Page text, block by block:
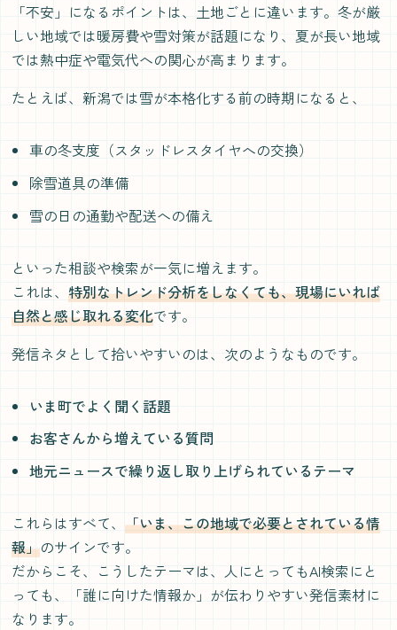
「不安」になるポイントは、土地ごとに違います。冬が厳
しい地域では暖房費や雪対策が話題になり、夏が長い地域
では熱中症や電気代への関心が高まります。
たとえば、新潟では雪が本格化する前の時期になると、
車の冬支度（スタッドレスタイヤへの交換）
除雪道具の準備
雪の日の通勤や配送への備え
といった相談や検索が一気に増えます。
これは、特別なトレンド分析をしなくても、現場にいれば
自然と感じ取れる変化です。
発信ネタとして拾いやすいのは、次のようなものです。
いま町でよく聞く話題
お客さんから増えている質問
地元ニュースで繰り返し取り上げられているテーマ
これらはすべて、「いま、この地域で必要とされている情
報」のサインです。
だからこそ、こうしたテーマは、人にとってもAI検索にと
っても、「誰に向けた情報か」が伝わりやすい発信素材に
なります。